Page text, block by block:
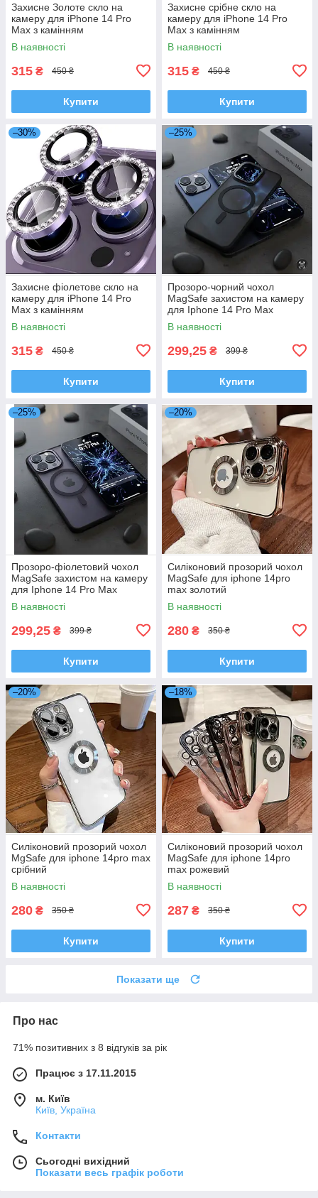
Захисне Золоте скло на
камеру для iPhone 14 Pro
Max з камінням
В наявності
315 ₴ 450 ₴
Купити
Захисне срібне скло на
камеру для iPhone 14 Pro
Max з камінням
В наявності
315 ₴ 450 ₴
Купити
–30%
Захисне фіолетове скло на
камеру для iPhone 14 Pro
Max з камінням
В наявності
315 ₴ 450 ₴
Купити
–25%
Прозоро-чорний чохол
MagSafe захистом на камеру
для Iphone 14 Pro Max
В наявності
299,25 ₴ 399 ₴
Купити
–25%
Прозоро-фіолетовий чохол
MagSafe захистом на камеру
для Iphone 14 Pro Max
В наявності
299,25 ₴ 399 ₴
Купити
–20%
Силіконовий прозорий чохол
MagSafe для iphone 14pro
max золотий
В наявності
280 ₴ 350 ₴
Купити
–20%
Силіконовий прозорий чохол
MgSafe для iphone 14pro max
срібний
В наявності
280 ₴ 350 ₴
Купити
–18%
Силіконовий прозорий чохол
MagSafe для iphone 14pro
max рожевий
В наявності
287 ₴ 350 ₴
Купити
Показати ще
Про нас
71% позитивних з 8 відгуків за рік
Працює з 17.11.2015
м. Київ
Київ, Україна
Контакти
Сьогодні вихідний
Показати весь графік роботи